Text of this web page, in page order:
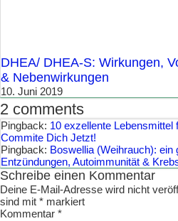
DHEA/ DHEA-S: Wirkungen,
& Nebenwirkungen
10. Juni 2019
2 comments
Pingback: 10 exzellente Lebensmittel
Commite Dich Jetzt!
Pingback: Boswellia (Weihrauch): ein
Entzündungen, Autoimmunität &
Schreibe einen Kommentar
Deine E-Mail-Adresse wird nicht
sind mit * markiert
Kommentar *